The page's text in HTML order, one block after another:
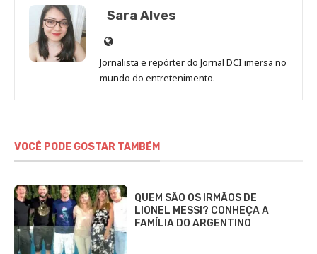
Sara Alves
Site
de
Sara
Jornalista e repórter do Jornal DCI imersa no
mundo do entretenimento.
VOCÊ PODE GOSTAR TAMBÉM
QUEM SÃO OS IRMÃOS DE
LIONEL MESSI? CONHEÇA A
FAMÍLIA DO ARGENTINO